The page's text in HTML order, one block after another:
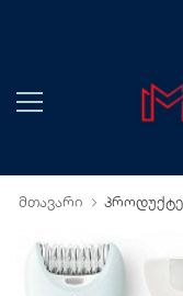
მთავარი